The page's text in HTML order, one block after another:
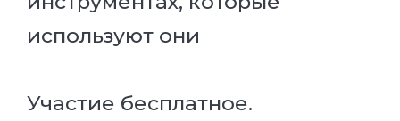
используют они
Участие бесплатное.